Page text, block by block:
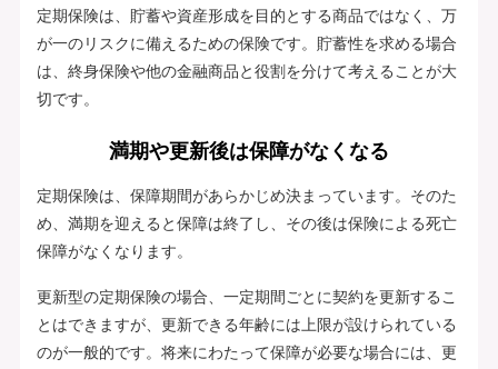
定期保険は、貯蓄や資産形成を目的とする商品ではなく、万
が一のリスクに備えるための保険です。貯蓄性を求める場合
は、終身保険や他の金融商品と役割を分けて考えることが大
切です。
満期や更新後は保障がなくなる
定期保険は、保障期間があらかじめ決まっています。そのた
め、満期を迎えると保障は終了し、その後は保険による死亡
保障がなくなります。
更新型の定期保険の場合、一定期間ごとに契約を更新するこ
とはできますが、更新できる年齢には上限が設けられている
のが一般的です。将来にわたって保障が必要な場合には、更